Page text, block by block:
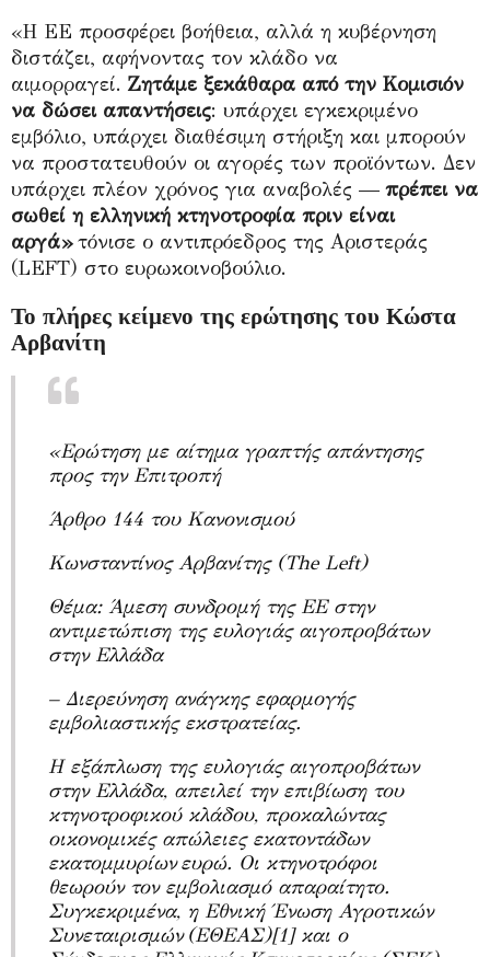
«Η ΕΕ προσφέρει βοήθεια, αλλά η κυβέρνηση
διστάζει, αφήνοντας τον κλάδο να
αιμορραγεί. Ζητάμε ξεκάθαρα από την Κομισιόν
να δώσει απαντήσεις: υπάρχει εγκεκριμένο
εμβόλιο, υπάρχει διαθέσιμη στήριξη και μπορούν
να προστατευθούν οι αγορές των προϊόντων. Δεν
υπάρχει πλέον χρόνος για αναβολές — πρέπει να
σωθεί η ελληνική κτηνοτροφία πριν είναι
αργά» τόνισε ο αντιπρόεδρος της Αριστεράς
(LEFT) στο ευρωκοινοβούλιο.
Το πλήρες κείμενο της ερώτησης του Κώστα
Αρβανίτη
«Ερώτηση με αίτημα γραπτής απάντησης
προς την Επιτροπή
Άρθρο 144 του Κανονισμού
Κωνσταντίνος Αρβανίτης (TheLeft)
Θέμα: Άμεση συνδρομή της ΕΕ στην
αντιμετώπιση της ευλογιάς αιγοπροβάτων
στην Ελλάδα
– Διερεύνηση ανάγκης εφαρμογής
εμβολιαστικής εκστρατείας.
Η εξάπλωση της ευλογιάς αιγοπροβάτων
στην Ελλάδα, απειλεί την επιβίωση του
κτηνοτροφικού κλάδου, προκαλώντας
οικονομικές απώλειες εκατοντάδων
εκατομμυρίων ευρώ. Οι κτηνοτρόφοι
θεωρούν τον εμβολιασμό απαραίτητο.
Συγκεκριμένα, η Εθνική Ένωση Αγροτικών
Συνεταιρισμών (ΕΘΕΑΣ)[1] και ο